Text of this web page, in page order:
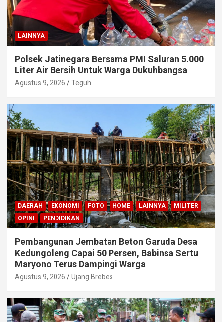
LAINNYA
Polsek Jatinegara Bersama PMI Saluran 5.000
Liter Air Bersih Untuk Warga Dukuhbangsa
Agustus 9, 2026 Teguh
DAERAH EKONOMI FOTO HOME LAINNYA
MILITER
OPINI
PENDIDIKAN
Pembangunan Jembatan Beton Garuda Desa
Kedungoleng Capai 50 Persen, Babinsa Sertu
Maryono Terus Dampingi Warga
Agustus 9, 2026 Ujang Brebes